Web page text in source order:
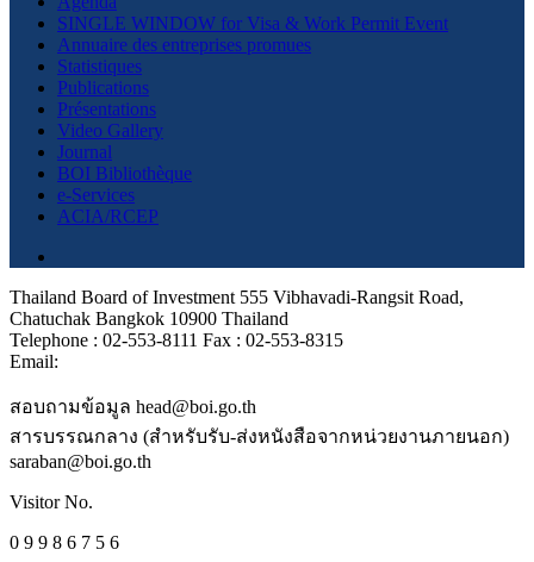
SINGLE WINDOW for Visa & Work Permit Event
Annuaire des entreprises promues
Statistiques
Publications
Présentations
Video Gallery
Journal
BOI Bibliothèque
e-Services
ACIA/RCEP
Thailand Board of Investment 555 Vibhavadi-Rangsit Road,
Chatuchak Bangkok 10900 Thailand
Telephone : 02-553-8111 Fax : 02-553-8315
Email:
สอบถามข้อมูล head@boi.go.th
สารบรรณกลาง (สำหรับรับ-ส่งหนังสือจากหน่วยงานภายนอก)
saraban@boi.go.th
Visitor No.
0 9 9 8 6 7 5 6